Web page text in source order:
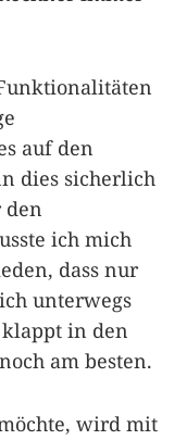
auf den
dies sicherlich
ich mich
dass nur
unterwegs
in den
am besten.
wird mit